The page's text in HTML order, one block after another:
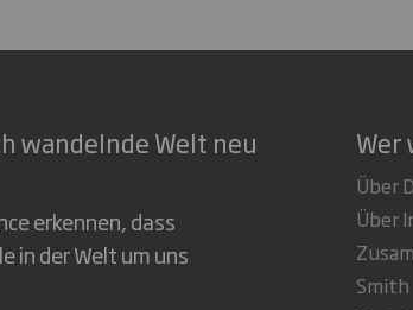
wandelnde Welt neu
erkennen, dass
in der Welt um uns
Wer
Über
Über
Smith